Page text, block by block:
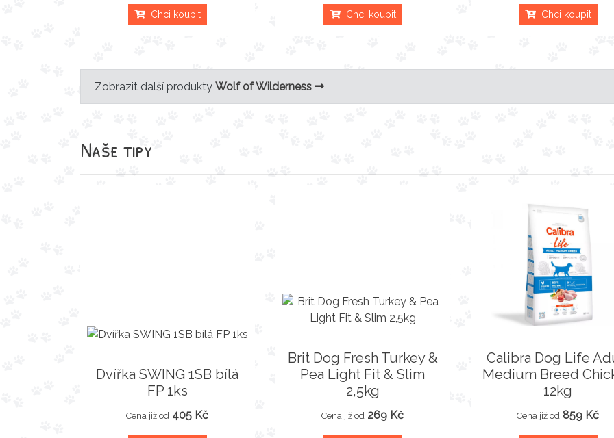
Chci koupit Chci koupit Chci koupit
Zobrazit další produkty Wolf of Wilderness
Naše tipy
Dvířka SWING 1SB bílá
FP 1ks
Cena již od 405 Kč
Brit Dog Fresh Turkey &
Pea Light Fit & Slim
2,5kg
Cena již od 269 Kč
Calibra Dog Life
Medium Breed
12kg
Cena již od 859 Kč